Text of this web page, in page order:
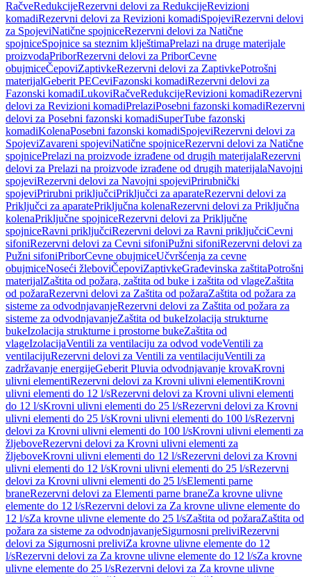
RačveRedukcijeRezervni delovi za RedukcijeRevizioni
komadiRezervni delovi za Revizioni komadiSpojeviRezervni delovi
za SpojeviNatične spojniceRezervni delovi za Natične
spojniceSpojnice sa steznim klještimaPrelazi na druge materijale
proizvodaPriborRezervni delovi za PriborCevne
obujmiceČepoviZaptivkeRezervni delovi za ZaptivkePotrošni
materijalGeberit PECeviFazonski komadiRezervni delovi za
Fazonski komadiLukoviRačveRedukcijeRevizioni komadiRezervni
delovi za Revizioni komadiPrelaziPosebni fazonski komadiRezervni
delovi za Posebni fazonski komadiSuperTube fazonski
komadiKolenaPosebni fazonski komadiSpojeviRezervni delovi za
SpojeviZavareni spojeviNatične spojniceRezervni delovi za Natične
spojnicePrelazi na proizvode izrađene od drugih materijalaRezervni
delovi za Prelazi na proizvode izrađene od drugih materijalaNavojni
spojeviRezervni delovi za Navojni spojeviPrirubnički
spojeviPrirubni priključciPriključci za aparateRezervni delovi za
Priključci za aparatePriključna kolenaRezervni delovi za Priključna
kolenaPriključne spojniceRezervni delovi za Priključne
spojniceRavni priključciRezervni delovi za Ravni priključciCevni
sifoniRezervni delovi za Cevni sifoniPužni sifoniRezervni delovi za
Pužni sifoniPriborCevne obujmiceUčvršćenja za cevne
obujmiceNoseći žleboviČepoviZaptivkeGrađevinska zaštitaPotrošni
materijalZaštita od požara, zaštita od buke i zaštita od vlageZaštita
od požaraRezervni delovi za Zaštita od požaraZaštita od požara za
sisteme za odvodnjavanjeRezervni delovi za Zaštita od požara za
sisteme za odvodnjavanjeZaštita od bukeIzolacija strukturne
bukeIzolacija strukturne i prostorne bukeZaštita od
vlageIzolacijaVentili za ventilaciju za odvod vodeVentili za
ventilacijuRezervni delovi za Ventili za ventilacijuVentili za
zadržavanje energijeGeberit Pluvia odvodnjavanje krovaKrovni
ulivni elementiRezervni delovi za Krovni ulivni elementiKrovni
ulivni elementi do 12 l/sRezervni delovi za Krovni ulivni elementi
do 12 l/sKrovni ulivni elementi do 25 l/sRezervni delovi za Krovni
ulivni elementi do 25 l/sKrovni ulivni elementi do 100 l/sRezervni
delovi za Krovni ulivni elementi do 100 l/sKrovni ulivni elementi za
žljeboveRezervni delovi za Krovni ulivni elementi za
žljeboveKrovni ulivni elementi do 12 l/sRezervni delovi za Krovni
ulivni elementi do 12 l/sKrovni ulivni elementi do 25 l/sRezervni
delovi za Krovni ulivni elementi do 25 l/sElementi parne
braneRezervni delovi za Elementi parne braneZa krovne ulivne
elemente do 12 l/sRezervni delovi za Za krovne ulivne elemente do
12 l/sZa krovne ulivne elemente do 25 l/sZaštita od požaraZaštita od
požara za sisteme za odvodnjavanjeSigurnosni preliviRezervni
delovi za Sigurnosni preliviZa krovne ulivne elemente do 12
l/sRezervni delovi za Za krovne ulivne elemente do 12 l/sZa krovne
ulivne elemente do 25 l/sRezervni delovi za Za krovne ulivne